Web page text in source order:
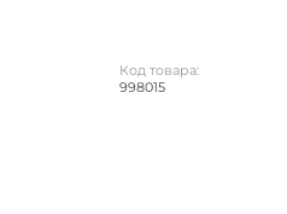
Код товара:
998015